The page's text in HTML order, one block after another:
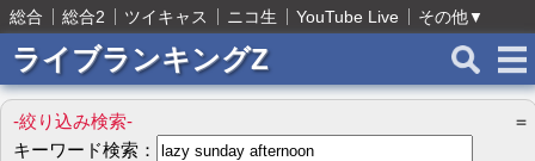
総合 総合2 ツイキャス ニコ生 YouTube Live その他▼
ライブランキングZ
-絞り込み検索-
＝
キーワード検索：